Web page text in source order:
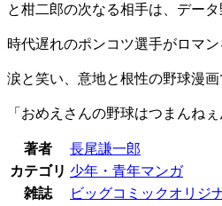
と柑二郎の次なる相手は、デー
時代遅れのポンコツ選手がロマ
涙と笑い、意地と根性の野球漫
「おめえさんの野球はつまんね
著者
長尾謙一郎
カテゴリ 少年・青年マンガ
雑誌
ビッグコミックオリジ